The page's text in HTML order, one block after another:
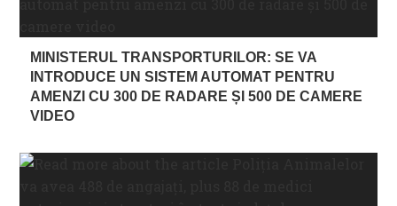
MINISTERUL TRANSPORTURILOR: SE VA
INTRODUCE UN SISTEM AUTOMAT PENTRU
AMENZI CU 300 DE RADARE ȘI 500 DE CAMERE
VIDEO